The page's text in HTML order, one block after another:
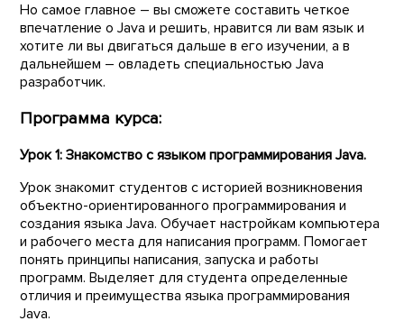
Но самое главное – вы сможете составить четкое
впечатление о Java и решить, нравится ли вам язык и
хотите ли вы двигаться дальше в его изучении, а в
дальнейшем – овладеть специальностью Java
разработчик.
Программа курса:
Урок 1: Знакомство с языком программирования Java.
Урок знакомит студентов с историей возникновения
объектно-ориентированного программирования и
создания языка Java. Обучает настройкам компьютера
и рабочего места для написания программ. Помогает
понять принципы написания, запуска и работы
программ. Выделяет для студента определенные
отличия и преимущества языка программирования
Java.